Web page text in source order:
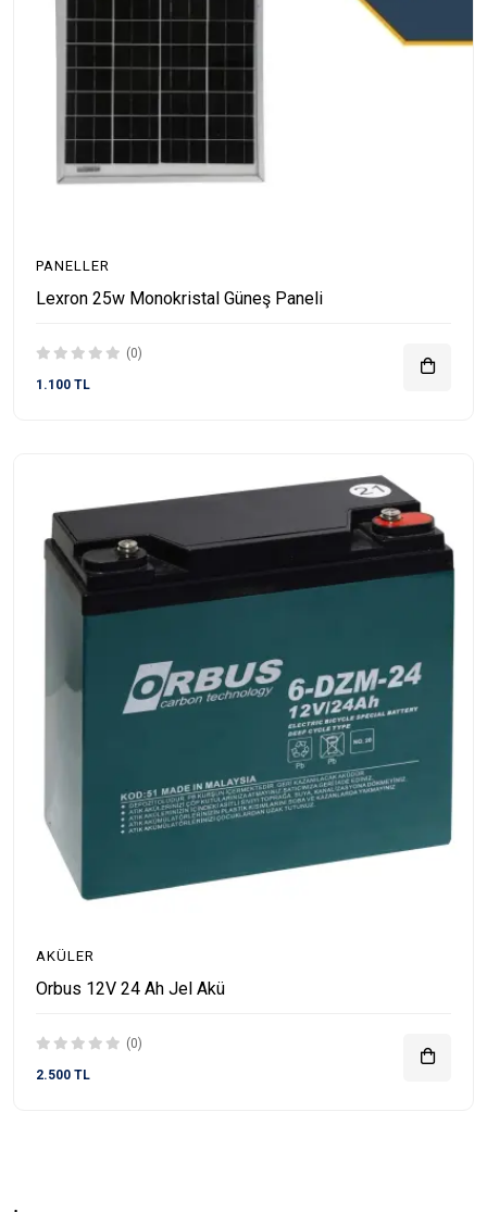
PANELLER
Lexron 25w Monokristal Güneş Paneli
(0)
1.100 TL
AKÜLER
Orbus 12V 24 Ah Jel Akü
(0)
2.500 TL